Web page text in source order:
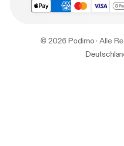
© 2026 Podimo · Alle